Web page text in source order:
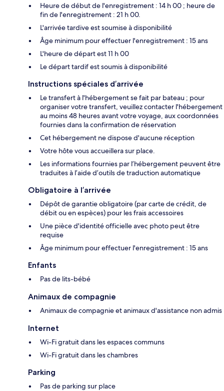
Heure de début de l'enregistrement : 14 h 00 ; heure de
fin de l'enregistrement : 21 h 00.
L'arrivée tardive est soumise à disponibilité
Âge minimum pour effectuer l'enregistrement : 15 ans
L'heure de départ est 11 h 00
Le départ tardif est soumis à disponibilité
Instructions spéciales d’arrivée
Le transfert à l'hébergement se fait par bateau ; pour
organiser votre transfert, veuillez contacter l'hébergement
au moins 48 heures avant votre voyage, aux coordonnées
fournies dans la confirmation de réservation
Cet hébergement ne dispose d'aucune réception
Votre hôte vous accueillera sur place.
Les informations fournies par l’hébergement peuvent être
traduites à l’aide d’outils de traduction automatique
Obligatoire à l’arrivée
Dépôt de garantie obligatoire (par carte de crédit, de
débit ou en espèces) pour les frais accessoires
Une pièce d'identité officielle avec photo peut être
requise
Âge minimum pour effectuer l'enregistrement : 15 ans
Enfants
Pas de lits-bébé
Animaux de compagnie
Animaux de compagnie et animaux d'assistance non admis
Internet
Wi-Fi gratuit dans les espaces communs
Wi-Fi gratuit dans les chambres
Parking
Pas de parking sur place